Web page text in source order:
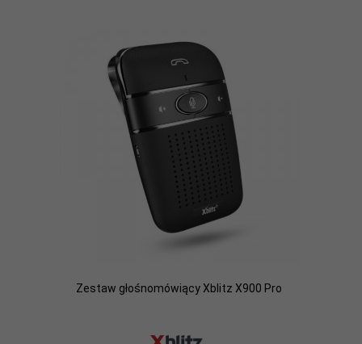
Zestaw głośnomówiący Xblitz X900 Pro